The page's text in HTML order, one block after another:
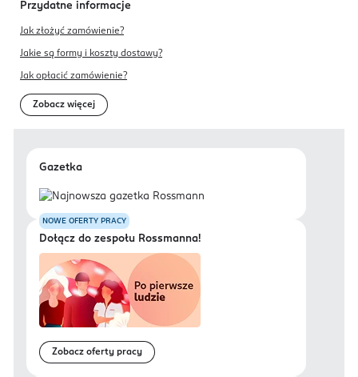
Przydatne informacje
Jak złożyć zamówienie?
Jakie są formy i koszty dostawy?
Jak opłacić zamówienie?
Zobacz więcej
Gazetka
NOWE OFERTY PRACY
Dołącz do zespołu Rossmanna!
Zobacz oferty pracy